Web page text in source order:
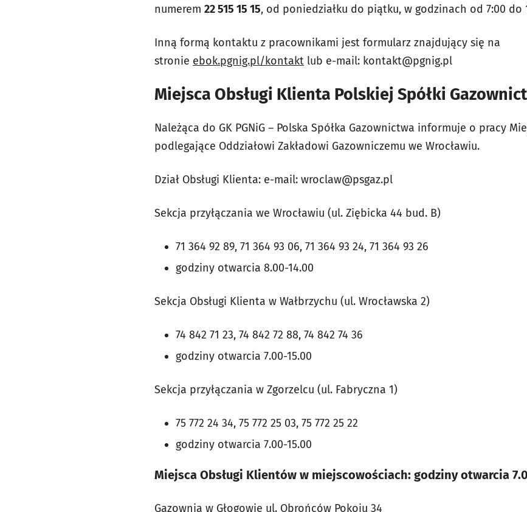
numerem 22 515 15 15, od poniedziałku do piątku, w godzinach od 7:00 do
Inną formą kontaktu z pracownikami jest formularz znajdujący się na
stronie ebok.pgnig.pl/kontakt lub e-mail: kontakt@pgnig.pl
Miejsca Obsługi Klienta Polskiej Spółki
Należąca do GK PGNiG – Polska Spółka Gazownictwa informuje o pracy
podlegające Oddziałowi Zakładowi Gazowniczemu we Wrocławiu.
Dział Obsługi Klienta: e-mail: wroclaw@psgaz.pl
Sekcja przyłączania we Wrocławiu (ul. Ziębicka 44 bud. B)
71 364 92 89, 71 364 93 06, 71 364 93 24, 71 364 93 26
godziny otwarcia 8.00-14.00
Sekcja Obsługi Klienta w Wałbrzychu (ul. Wrocławska 2)
74 842 71 23, 74 842 72 88, 74 842 74 36
godziny otwarcia 7.00-15.00
Sekcja przyłączania w Zgorzelcu (ul. Fabryczna 1)
75 772 24 34, 75 772 25 03, 75 772 25 22
godziny otwarcia 7.00-15.00
Miejsca Obsługi Klientów w miejscowościach: godziny otwarcia
Gazownia w Głogowie ul. Obrońców Pokoju 34